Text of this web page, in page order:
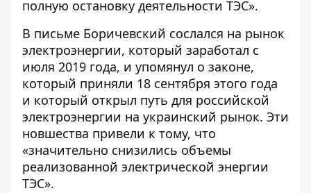
полную остановку деятельности ТЭС».
В письме Боричевский сослался на рынок
электроэнергии, который заработал с
июля 2019 года, и упомянул о законе,
который приняли 18 сентября этого года
и который открыл путь для российской
электроэнергии на украинский рынок. Эти
новшества привели к тому, что
«значительно снизились объемы
реализованной электрической энергии
ТЭС».